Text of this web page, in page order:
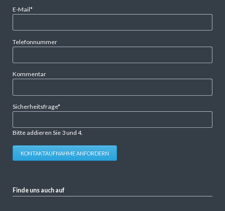
Pflichtfeld
E-Mail*
Telefonnummer
Kommentar
Pflichtfeld
Sicherheitsfrage*
Bitte addieren Sie 3 und 4.
KONTAKTAUFNAHME ANFORDERN
Finde uns auch auf